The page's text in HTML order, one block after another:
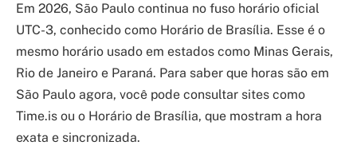
Em 2026, São Paulo continua no fuso horário oficial
UTC-3, conhecido como Horário de Brasília. Esse é o
mesmo horário usado em estados como Minas Gerais,
Rio de Janeiro e Paraná. Para saber que horas são em
São Paulo agora, você pode consultar sites como
Time.is ou o Horário de Brasília, que mostram a hora
exata e sincronizada.